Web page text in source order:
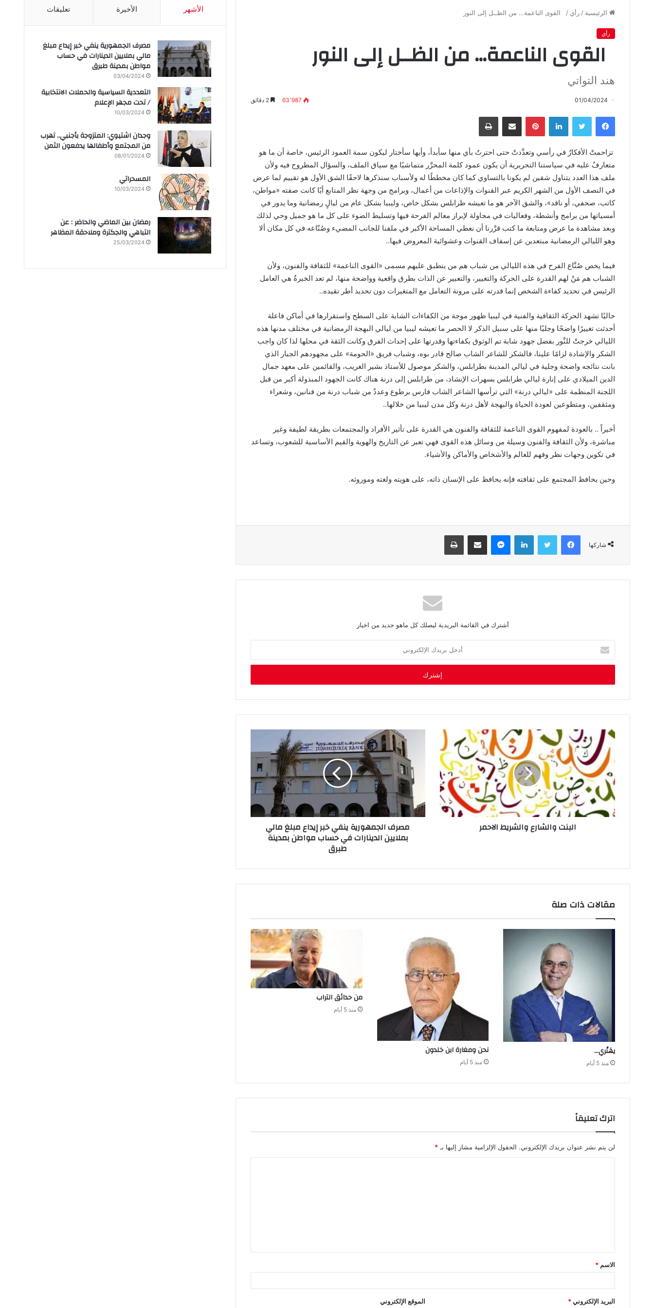
الرئيسية / رأي / القوى الناعمة… من الظــل إلى النور
رأي
القوى الناعمة… من الظــل إلى النور
هند التواتي
01/04/2024 63٬987 2 دقائق
فيسبوك تويتر لينكدإن بينتيريست مشاركة عبر البريد طباعة
تزاحمتْ الأفكارُ في رأسي وتعدَّدتْ حتى احترتُ بأي منها سأبدأ، وأيها سأختار ليكون سمة العمود الرئيس، خاصة أن ما هو
متعارفٌ عليه في سياستنا التحريرية أن يكون عمود كلمة المحرَّر متماشيًا مع سياق الملف، والسؤال المطروح فيه ولأن
ملف هذا العدد يتناول شقين لم يكونا بالتساوي كما كان مخططًا له ولأسباب سنذكرها لاحقًا الشق الأول هو تقييم لما عرض
في النصف الأول من الشهر الكريم عبر القنوات والإذاعات من أعمال، وبرامج من وجهة نظر المتابع أيًا كانت صفته «مواطن،
كاتب، صحفي، أو ناقد»، والشق الآخر هو ما تعيشه طرابلس بشكل خاص، وليبيا بشكل عام من ليالٍ رمضانية وما يدور في
أمسياتها من برامج وأنشطة، وفعاليات في محاولة لإبراز معالم الفرحة فيها وتسليط الضوء على كل ما هو جميل وحي لذلك
وبعد مشاهدة ما عرض ومتابعة ما كتب قرَّرنا أن نعطي المساحة الأكبر في ملفنا للجانب المضيء وصُنّاعه في كل مكان ألا
وهو الليالي الرمضانية مبتعدين عن إسفاف القنوات وعشوائية المعروض فيها..
فيما يخص صُنَّاع الفرح في هذه الليالي من شباب هم من ينطبق عليهم مسمى «القوى الناعمة» للثقافة والفنون، ولأن
الشباب هم مَنْ لهم القدرة على الحركة والتغيير، والتعبير عن الذات بطرق واقعية وواضحة منها، لم تعد الخبرةُ هي العامل
الرئيس في تحديد كفاءة الشخص إنما قدرته على مرونة التعامل مع المتغيرات دون تحديد أطر تقيده..
حاليًا تشهد الحركة الثقافية والفنية في ليبيا ظهور موجة من الكفاءات الشابة على السطح واستقرارها في أماكن فاعلة
أحدثت تغييرًا واضحًا وجليًا منها على سبيل الذكر لا الحصر ما تعيشه ليبيا من ليالي البهجة الرمضانية في مختلف مدنها هذه
الليالي خرجتْ للنَّور بفضل جهود شابة تم الوثوق بكفاءتها وقدرتها على إحداث الفرق وكانت الثقة في محلها لذا كان واجب
الشكر والإشادة لزامًا علينا، فالشكر للشاعر الشاب صالح قادر بوه، وشباب فريق «الحومة» على مجهودهم الجبار الذي
بانت نتائجه واضحة وجلية في ليالي المدينة بطرابلس، والشكر موصول للأستاذ بشير الغريب، والقائمين على معهد جمال
الدين الميلادي على إنارة ليالي طرابلس بسهرات الإنشاد، من طرابلس إلى درنة هناك كانت الجهود المبذولة أكبر من قبل
اللجنة المنظمة على «ليالي درنة» التي ترأسها الشاعر الشاب فارس برطوع وعددٌ من شباب درنة من فنانين، وشعراء
ومثقفين، ومتطوعين لعودة الحياة والبهجة لأهل درنة وكل مدن ليبيا من خلالها..
أخيراً.. بالعودة لمفهوم القوى الناعمة للثقافة والفنون هي القدرة على تأثير الأفراد والمجتمعات بطريقة لطيفة وغير
مباشرة، ولأن الثقافة والفنون وسيلة من وسائل هذه القوى فهي تعبر عن التاريخ والهوية والقيم الأساسية للشعوب، وتساعد
في تكوين وجهات نظر وفهم للعالم والأشخاص والأماكن والأشياء.
وحين يحافظ المجتمع على ثقافته فإنه يحافظ على الإنسان ذاته، على هويته ولغته وموروثه.
شاركها
فيسبوك تويتر لينكدإن ماسنجر مشاركة عبر البريد طباعة
أشترك في القائمة البريدية ليصلك كل ماهو جديد من اخبار
خ
ب
د
ا
إ
ك
ت
ر
و
ن
البنت والشارع والشريط الاحمر مصرف الجمهورية ينفي خبر إيداع مبلغ مالي
بملايين الدينارات في حساب مواطن بمدينة
طبرق
مقالات ذات صلة
يهَتْري‭…‬
منذ 5 أيام
نحن‭ ‬ومغارة ابن‭ ‬خلدون
منذ 5 أيام
من‭ ‬حدائق‭ ‬التراب
منذ 5 أيام
اترك تعليقاً
لن يتم نشر عنوان بريدك الإلكتروني. الحقول الإلزامية مشار إليها بـ *
ق
*
الاسم *
البريد الإلكتروني* الموقع الإلكتروني
الأشهر الأخيرة تعليقات
مصرف الجمهورية ينفي خبر إيداع مبلغ
مالي بملايين الدينارات في حساب
مواطن بمدينة طبرق
03/04/2024
التعددية السياسية والحملات الانتخابية
/ تحت مجهر الإعلام
10/03/2024
وجدان اشتيوي: المتزوجة بأجنبي.. تهرب
من المجتمع وأطفالها يدفعون الثمن
08/01/2024
المسحراتي
10/03/2024
رمضان بين الماضي والحاضر : عن
التباهي والجكترة وملاحقة المظاهر
25/03/2024